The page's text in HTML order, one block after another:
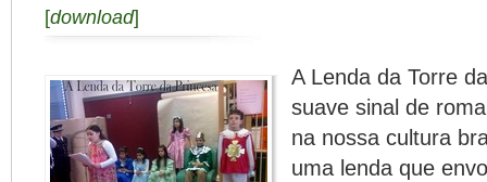
[download]
A Lenda da Torre
suave sinal de
na nossa cultura
uma lenda que